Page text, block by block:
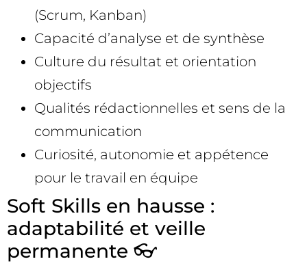
(Scrum, Kanban)
Capacité d’analyse et de synthèse
Culture du résultat et orientation
objectifs
Qualités rédactionnelles et sens de la
communication
Curiosité, autonomie et appétence
pour le travail en équipe
Soft Skills en hausse :
adaptabilité et veille
permanente 👓